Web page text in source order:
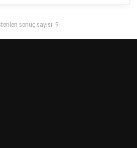
sonuç sayısı: 9